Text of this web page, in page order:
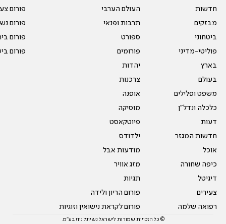
חדשות
מבזקים
ביטחוני
פוליטי-מדיני
בארץ
בעולם
משפט ופלילים
כלכלה ונדל"ן
דעות
חדשות המגזר
אוכל
כיפה שחורה
דיגיטל
צעירים
רפואה שלמה
העולם הערבי
תרבות ופנאי
ספורט
פורומים
יהדות
צרכנות
אופנה
מוסיקה
פיוטקאסט
ילדודס
מודעות אבל
מזג אוויר
תגיות
פורום הריון ולידה
פורום לקראת נישואין וזוגיות
פורום
פורום
פורום
פורום
© כל הזכויות שמורות לישראל נשיונל ניוז בע"מ.